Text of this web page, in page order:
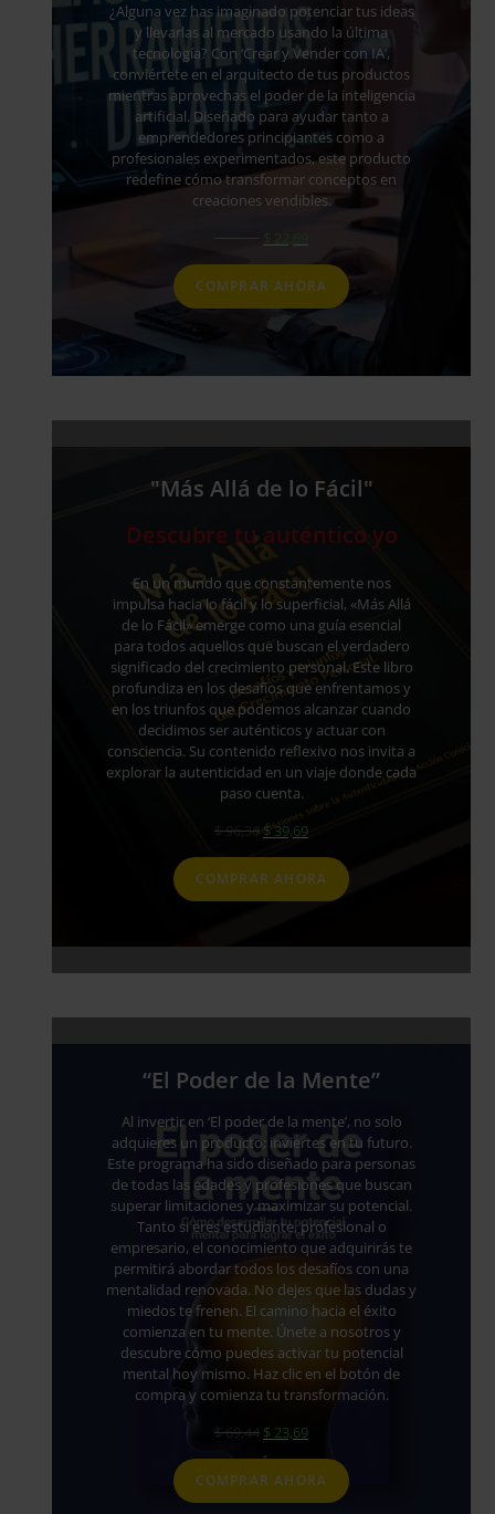
¿Alguna vez has imaginado potenciar tus ideas
y llevarlas al mercado usando la última
tecnología? Con ‘Crear y Vender con IA’,
conviértete en el arquitecto de tus productos
mientras aprovechas el poder de la inteligencia
artificial. Diseñado para ayudar tanto a
emprendedores principiantes como a
profesionales experimentados, este producto
redefine cómo transformar conceptos en
creaciones vendibles.
55,69 $ 22,69
COMPRAR AHORA
"Más Allá de lo Fácil"
Descubre tu auténtico yo
En un mundo que constantemente nos
impulsa hacia lo fácil y lo superficial, «Más Allá
de lo Fácil» emerge como una guía esencial
para todos aquellos que buscan el verdadero
significado del crecimiento personal. Este libro
profundiza en los desafíos que enfrentamos y
en los triunfos que podemos alcanzar cuando
decidimos ser auténticos y actuar con
consciencia. Su contenido reflexivo nos invita a
explorar la autenticidad en un viaje donde cada
paso cuenta.
$96,36 $ 39,69
COMPRAR AHORA
“El Poder de la Mente”
Al invertir en ‘El poder de la mente’, no solo
adquieres un producto; inviertes en tu futuro.
Este programa ha sido diseñado para personas
de todas las edades y profesiones que buscan
superar limitaciones y maximizar su potencial.
Tanto si eres estudiante, profesional o
empresario, el conocimiento que adquirirás te
permitirá abordar todos los desafíos con una
mentalidad renovada. No dejes que las dudas y
miedos te frenen. El camino hacia el éxito
comienza en tu mente. Únete a nosotros y
descubre cómo puedes activar tu potencial
mental hoy mismo. Haz clic en el botón de
compra y comienza tu transformación.
$69,44 $ 23,69
COMPRAR AHORA